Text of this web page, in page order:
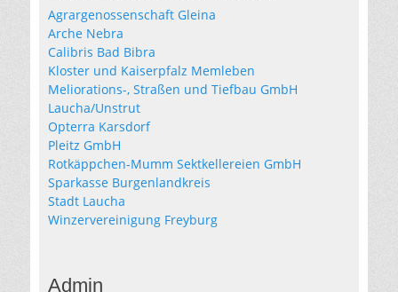
Agrargenossenschaft Gleina
Arche Nebra
Calibris Bad Bibra
Kloster und Kaiserpfalz Memleben
Meliorations-, Straßen und Tiefbau GmbH
Laucha/Unstrut
Opterra Karsdorf
Pleitz GmbH
Rotkäppchen-Mumm Sektkellereien GmbH
Sparkasse Burgenlandkreis
Stadt Laucha
Winzervereinigung Freyburg
Admin